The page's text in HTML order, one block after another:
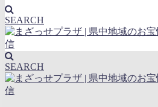
SEARCH
SEARCH